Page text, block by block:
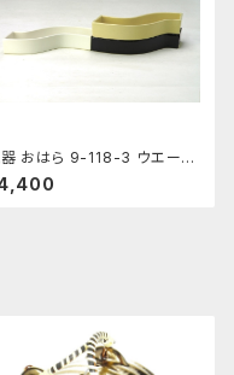
おはら 9-118-3 ウエーブ
ツヤ 花瓶 フラワーベース